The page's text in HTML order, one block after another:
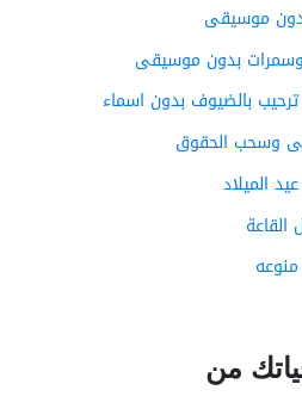
موسيقى
بدون موسيقى
بالضيوف بدون اسماء
وسحب الحقوق
الميلاد
من